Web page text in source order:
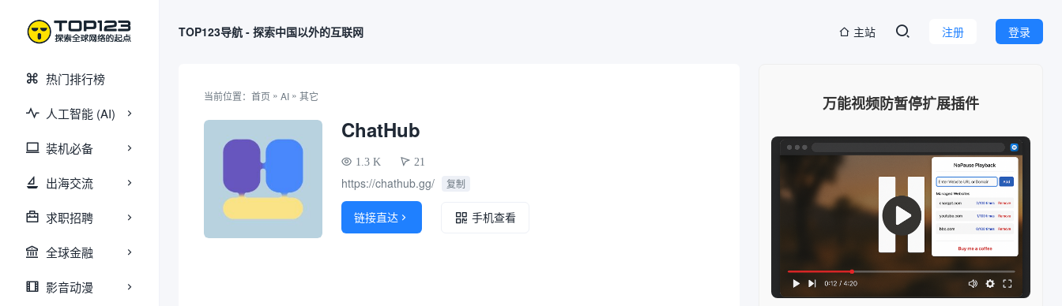
热门排行榜
人工智能 (AI)
装机必备
出海交流
求职招聘
全球金融
影音动漫
TOP123导航 - 探索中国以外的互联网 登录
注册
主站
当前位置： 首页 » AI » 其它
ChatHub
1.3 K 21
https://chathub.gg/ 复制
链接直达  手机查看
万能视频防暂停扩展插件